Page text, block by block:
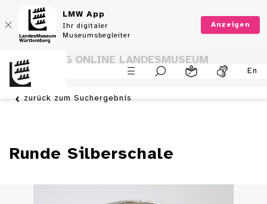
LMW App
Ihr digitaler
Museumsbegleiter
Anzeigen
En
SAMMLUNG ONLINE LANDESMUSEUM
WÜRTTEMBERG
zurück zum Suchergebnis
Runde Silberschale